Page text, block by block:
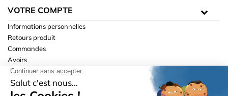
VOTRE COMPTE
Informations personnelles
Retours produit
Commandes
Avoirs
Adresses
Bons de réduction